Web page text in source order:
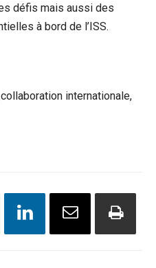
défis mais aussi des
à bord de l’ISS.
internationale,